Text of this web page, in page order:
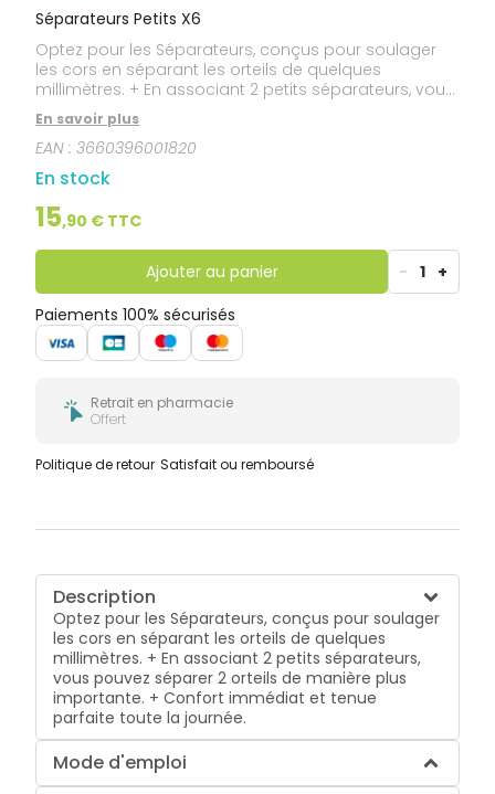
Séparateurs Petits X6
Optez pour les Séparateurs, conçus pour soulager
les cors en séparant les orteils de quelques
millimètres. + En associant 2 petits séparateurs, vous
pouvez séparer 2 orteils de manière plus importante.
+ Confort immédiat et tenue parfaite toute la
journée.
En savoir plus
EAN :3660396001820
En stock
15,90 € TTC
Ajouter au panier - 1 +
Paiements 100% sécurisés
Retrait en pharmacie
Offert
Politique de retour Satisfait ou remboursé
Description
Optez pour les Séparateurs, conçus pour soulager
les cors en séparant les orteils de quelques
millimètres. + En associant 2 petits séparateurs,
vous pouvez séparer 2 orteils de manière plus
importante. + Confort immédiat et tenue
parfaite toute la journée.
Mode d'emploi